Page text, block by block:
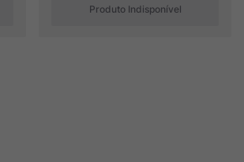
Produto Indisponível